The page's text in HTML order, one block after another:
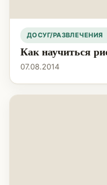
ДОСУГ/РАЗВЛЕЧЕНИЯ
Как научиться
07.08.2014